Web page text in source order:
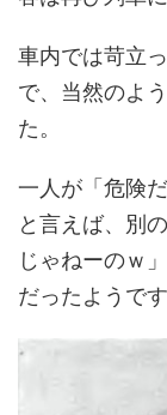
車内では苛立
で、当然のよ
た。
一人が「危険
と言えば、別
じゃねーのｗ
だったようです